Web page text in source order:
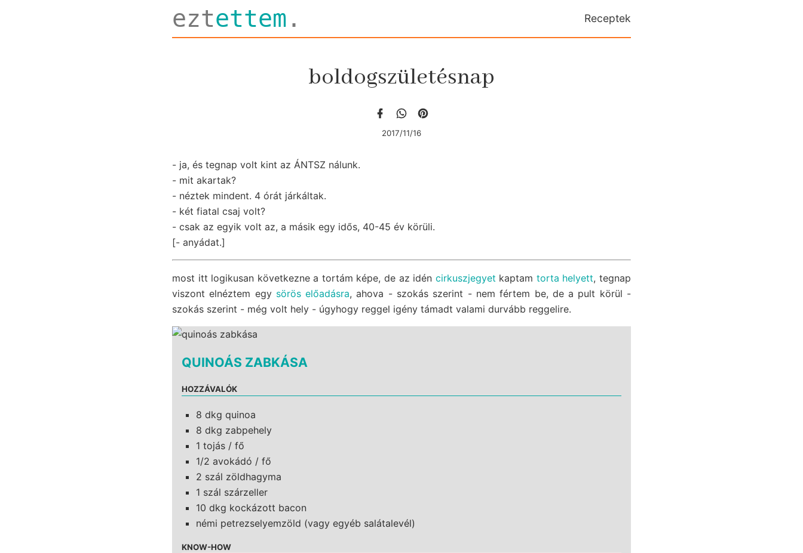
eztettem . Receptek
boldogszületésnap
2017/11/16
- ja, és tegnap volt kint az ÁNTSZ nálunk.
- mit akartak?
- néztek mindent. 4 órát járkáltak.
- két fiatal csaj volt?
- csak az egyik volt az, a másik egy idős, 40-45 év körüli.
[- anyádat.]
most itt logikusan következne a tortám képe, de az idén cirkuszjegyet kaptam torta helyett, tegnap
viszont elnéztem egy sörös előadásra, ahova - szokás szerint - nem fértem be, de a pult körül -
szokás szerint - még volt hely - úgyhogy reggel igény támadt valami durvább reggelire.
QUINOÁS ZABKÁSA
HOZZÁVALÓK
8 dkg quinoa
8 dkg zabpehely
1 tojás / fő
1/2 avokádó / fő
2 szál zöldhagyma
1 szál szárzeller
10 dkg kockázott bacon
némi petrezselyemzöld (vagy egyéb salátalevél)
KNOW-HOW